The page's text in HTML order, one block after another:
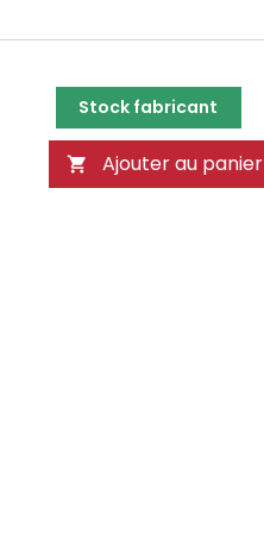
Stock fabricant
 Ajouter au panier